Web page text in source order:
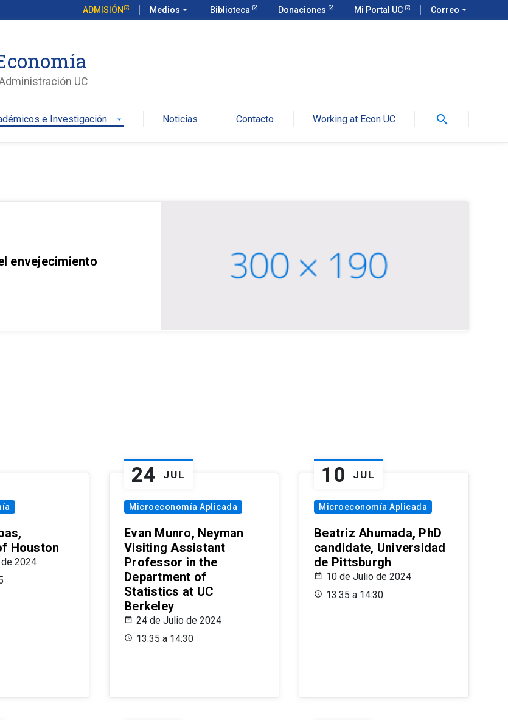
ADMISIÓN Medios arrow_drop_down Biblioteca Donaciones Mi Portal UC Correo arrow_drop_down
UC
e Investigación arrow_drop_down Noticias Contacto Working at Econ UC search
envejecimiento
Houston
2024
24 JUL
Microeconomía Aplicada
Evan Munro, Neyman
Visiting Assistant
Professor in the
Department of
Statistics at UC
Berkeley
24 de Julio de 2024
13:35 a 14:30
10 JUL
Microeconomía Aplicada
Beatriz Ahumada, PhD
candidate, Universidad
de Pittsburgh
10 de Julio de 2024
13:35 a 14:30